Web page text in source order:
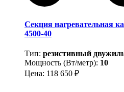
Секция нагревательная
4500-40
Тип: резистивный
Мощность (Вт/метр): 10
Цена: 118 650 ₽